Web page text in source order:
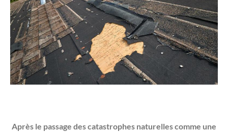
Après le passage des catastrophes naturelles comme une